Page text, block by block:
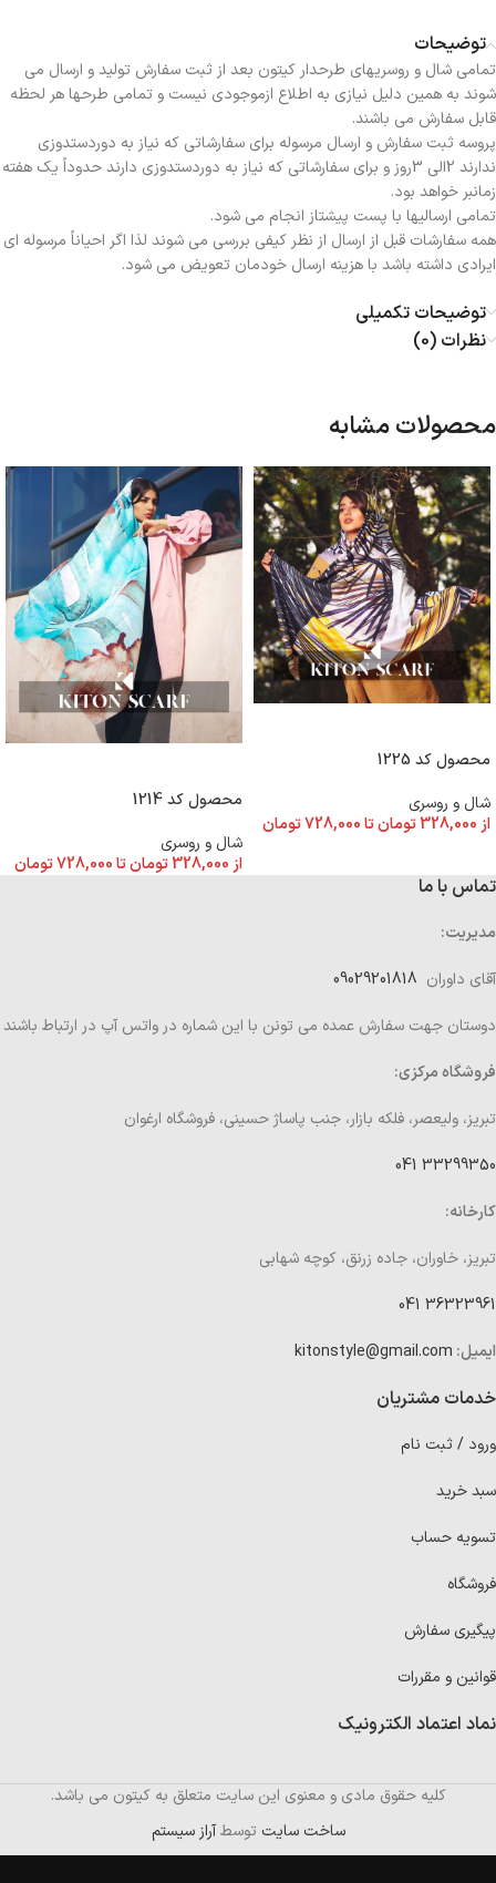
توضیحات
تمامی شال و روسریهای طرحدار کیتون بعد از ثبت سفارش تولید و ارسال می
شوند به همین دلیل نیازی به اطلاع ازموجودی نیست و تمامی طرحها هر لحظه
قابل سفارش می باشند.
پروسه ثبت سفارش و ارسال مرسوله برای سفارشاتی که نیاز به دوردستدوزی
ندارند 2الی 3روز و برای سفارشاتی که نیاز به دوردستدوزی دارند حدوداً یک هفته
زمانبر خواهد بود.
تمامی ارسالیها با پست پیشتاز انجام می شود.
همه سفارشات قبل از ارسال از نظر کیفی بررسی می شوند لذا اگر احیاناً مرسوله ای
ایرادی داشته باشد با هزینه ارسال خودمان تعویض می شود.
توضیحات تکمیلی
نظرات (0)
محصولات مشابه
محصول کد 1225
شال و روسری
از 328,000تومانتا728,000تومان
محصول کد 1214
شال و روسری
از 328,000تومانتا728,000تومان
تماس با ما
مدیریت:
آقای داوران
دوستان جهت سفارش عمده می تونن با این شماره در واتس آپ در ارتباط باشند
فروشگاه مرکزی:
تبریز، ولیعصر، فلکه بازار، جنب پاساژ حسینی، فروشگاه ارغوان
33299350 041
کارخانه:
تبریز، خاوران، جاده زرنق، کوچه شهابی
36323961 041
ایمیل: kitonstyle@gmail.com
خدمات مشتریان
ورود / ثبت نام
سبد خرید
تسویه حساب
فروشگاه
پیگیری سفارش
قوانین و مقررات
نماد اعتماد الکترونیک
کلیه حقوق مادی و معنوی این سایت متعلق به کیتون می باشد.
ساخت سایت توسطآراز سیستم